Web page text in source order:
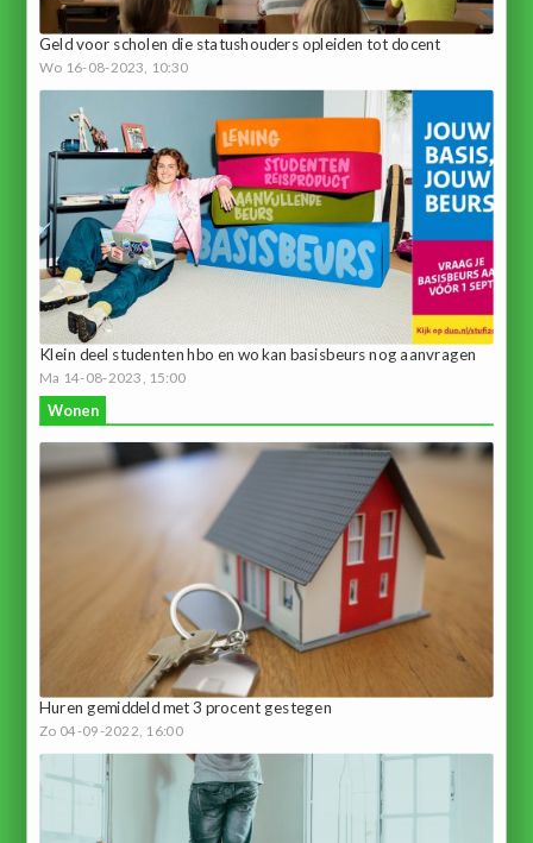
Geld voor scholen die statushouders opleiden tot docent
Wo 16-08-2023, 10:30
Klein deel studenten hbo en wo kan basisbeurs nog aanvragen
Ma 14-08-2023, 15:00
Wonen
Huren gemiddeld met 3 procent gestegen
Zo 04-09-2022, 16:00